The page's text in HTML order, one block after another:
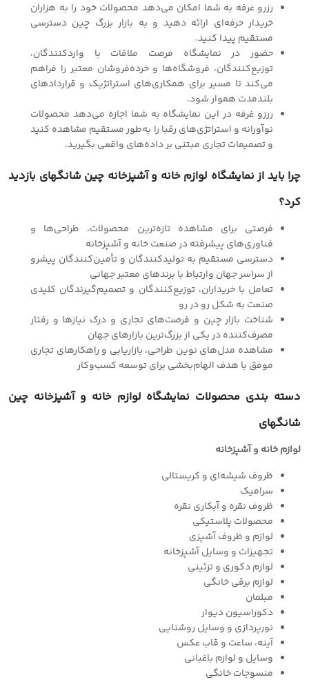
رزرو غرفه به شما امکان می‌دهد محصولات خود را به هزاران
خریدار حرفه‌ای ارائه دهید و به بازار بزرگ چین دسترسی
مستقیم پیدا کنید.
حضور در نمایشگاه فرصت ملاقات با واردکنندگان،
توزیع‌کنندگان، فروشگاه‌ها و خرده‌فروشان معتبر را فراهم
می‌کند تا مسیر برای همکاری‌های استراتژیک و قراردادهای
بلندمدت هموار شود.
ررزو غرفه در این نمایشگاه به شما اجازه می‌دهد محصولات
نوآورانه و استراتژی‌های رقبا را به‌طور مستقیم مشاهده کنید
و تصمیمات تجاری مبتنی بر داده‌های واقعی بگیرید.
چرا باید از نمایشگاه لوازم خانه و آشپزخانه چین شانگهای بازدید
کرد؟
فرصتی برای مشاهده تازه‌ترین محصولات، طراحی‌ها و
فناوری‌های پیشرفته در صنعت خانه و آشپزخانه
دسترسی مستقیم به تولیدکنندگان و تأمین‌کنندگان پیشرو
از سراسر جهان وارتباط با برندهای معتبر جهانی
تعامل با خریداران، توزیع‌کنندگان و تصمیم‌گیرندگان کلیدی
صنعت به شکل رو در رو
شناخت بازار چین و فرصت‌های تجاری و درک نیازها و رفتار
مصرف‌کننده در یکی از بزرگ‌ترین بازارهای جهان
مشاهده مدل‌های نوین طراحی، بازاریابی و راهکارهای تجاری
موفق با هدف الهام‌بخشی برای توسعه کسب‌وکار
دسته بندی محصولات نمایشگاه لوازم خانه و آشپزخانه چین
شانگهای
لوازم خانه و آشپزخانه
ظروف شیشه‌ای و کریستالی
سرامیک
ظروف نقره و آبکاری نقره
محصولات پلاستیکی
لوازم و ظروف آشپزی
تجهیزات و وسایل آشپزخانه
لوازم دکوری و تزئینی
لوازم برقی خانگی
مبلمان
دکوراسیون دیوار
نورپردازی و وسایل روشنایی
آینه، ساعت و قاب عکس
وسایل و لوازم باغبانی
منسوجات خانگی